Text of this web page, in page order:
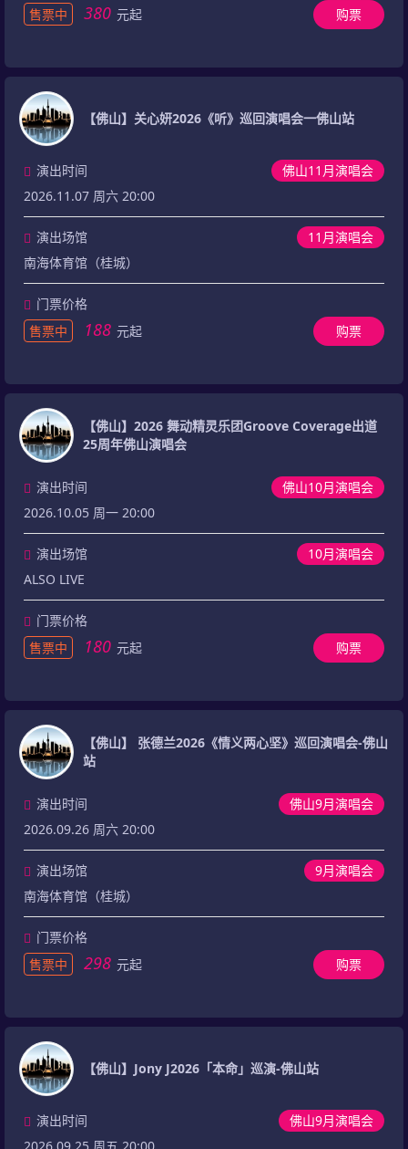
售票中
380 元起 购票
【佛山】关心妍2026《听》巡回演唱会一佛山站
佛山11月演唱会
演出时间
2026.11.07 周六 20:00
11月演唱会
演出场馆
南海体育馆（桂城）
门票价格
售票中
188 元起 购票
【佛山】2026 舞动精灵乐团Groove Coverage出道
25周年佛山演唱会
佛山10月演唱会
演出时间
2026.10.05 周一 20:00
10月演唱会
演出场馆
ALSO LIVE
门票价格
售票中
180 元起 购票
【佛山】 张德兰2026《情义两心坚》巡回演唱会-佛山
站
佛山9月演唱会
演出时间
2026.09.26 周六 20:00
9月演唱会
演出场馆
南海体育馆（桂城）
门票价格
售票中
298 元起 购票
【佛山】Jony J2026「本命」巡演-佛山站
佛山9月演唱会
演出时间
2026.09.25 周五 20:00